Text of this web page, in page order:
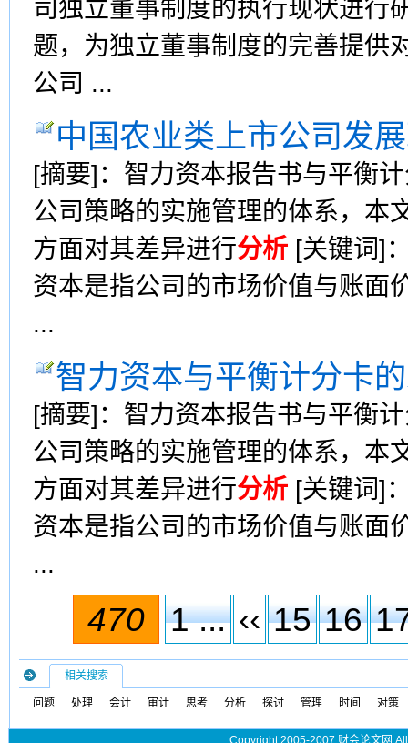
司独立董事制度的执行现状进行
题，为独立董事制度的完善提供
公司 ...
中国农业类上市公司发
[摘要]：智力资本报告书与平衡
公司策略的实施管理的体系，本
方面对其差异进行分析 [关键词]
资本是指公司的市场价值与账面
...
智力资本与平衡计分卡
[摘要]：智力资本报告书与平衡
公司策略的实施管理的体系，本
方面对其差异进行分析 [关键词]
资本是指公司的市场价值与账面
...
470 1 ... ‹‹ 15 16
相关搜索
问题 处理 会计 审计 思考 分析 探讨 管理 时间 对策
Copyright 2005-2007 财会论文网